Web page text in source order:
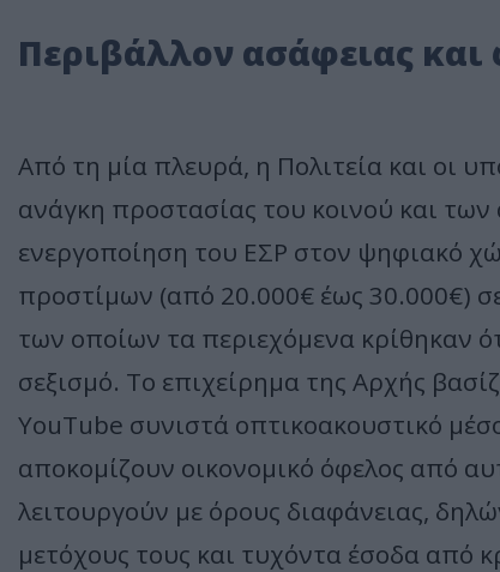
Περιβάλλον ασάφειας
Από τη μία πλευρά, η Πολιτεία και οι
ανάγκη προστασίας του κοινού και
ενεργοποίηση του ΕΣΡ στον ψηφιακό
προστίμων (από 20.000€ έως 30.000€)
των οποίων τα περιεχόμενα κρίθηκαν
σεξισμό. Το επιχείρημα της Αρχής
YouTube συνιστά οπτικοακουστικό
αποκομίζουν οικονομικό όφελος από
λειτουργούν με όρους διαφάνειας,
μετόχους τους και τυχόντα έσοδα από